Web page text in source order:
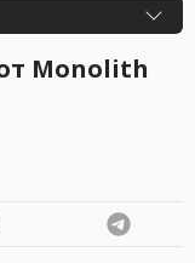
Monolith